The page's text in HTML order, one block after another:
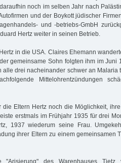
noch im selben Jahr nach
und der Boykott jüdischer
und -betriebs-GmbH
Hertz weiter in seinen Betrieb.
in die USA. Claires Ehemann
gemeinsame Sohn folgten ihm im Juni
alle drei nacheinander schwer an Malaria
Mittelohrentzündungen
die Eltern Hertz noch die Möglichkeit,
erstmals im Frühjahr 1935 für drei
1937 wiederum seine Frau.
ihrer Eltern zu einem gemeinsamen
"Arisierung" des Warenhauses